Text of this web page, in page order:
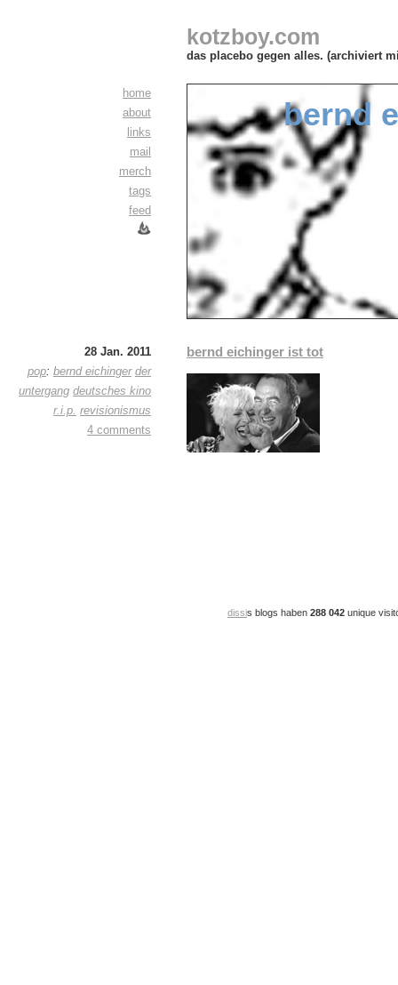
kotzboy.com
das placebo gegen alles. (archiviert
home
about
links
mail
merch
tags
feed
bernd
28 Jan. 2011
pop: bernd eichinger der
untergang deutsches kino
r.i.p. revisionismus
4 comments
bernd eichinger ist tot
dissis blogs haben 288 042 unique